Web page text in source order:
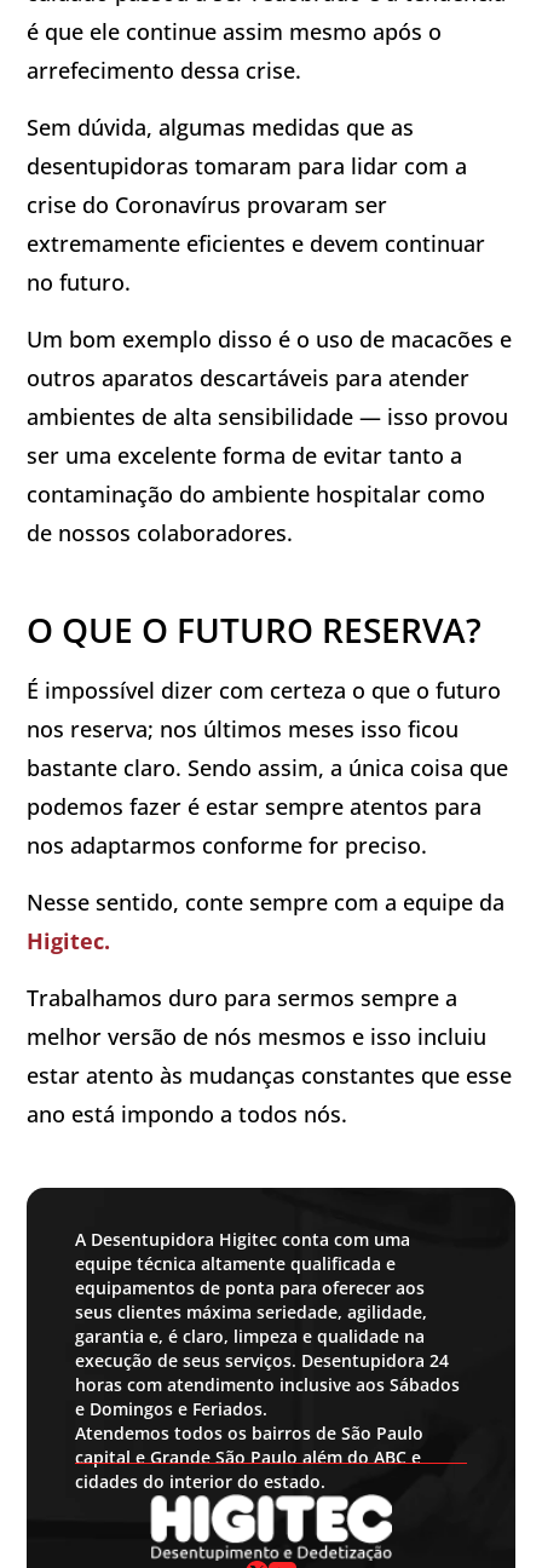
é que ele continue assim mesmo após o
arrefecimento dessa crise.
Sem dúvida, algumas medidas que as
desentupidoras tomaram para lidar com a
crise do Coronavírus provaram ser
extremamente eficientes e devem continuar
no futuro.
Um bom exemplo disso é o uso de macacões e
outros aparatos descartáveis para atender
ambientes de alta sensibilidade — isso provou
ser uma excelente forma de evitar tanto a
contaminação do ambiente hospitalar como
de nossos colaboradores.
O QUE O FUTURO RESERVA?
É impossível dizer com certeza o que o futuro
nos reserva; nos últimos meses isso ficou
bastante claro. Sendo assim, a única coisa que
podemos fazer é estar sempre atentos para
nos adaptarmos conforme for preciso.
Nesse sentido, conte sempre com a equipe da
Higitec.
Trabalhamos duro para sermos sempre a
melhor versão de nós mesmos e isso incluiu
estar atento às mudanças constantes que esse
ano está impondo a todos nós.
A Desentupidora Higitec conta com uma
equipe técnica altamente qualificada e
equipamentos de ponta para oferecer aos
seus clientes máxima seriedade, agilidade,
garantia e, é claro, limpeza e qualidade na
execução de seus serviços. Desentupidora 24
horas com atendimento inclusive aos Sábados
e Domingos e Feriados.
Atendemos todos os bairros de São Paulo
capital e Grande São Paulo além do ABC e
cidades do interior do estado.